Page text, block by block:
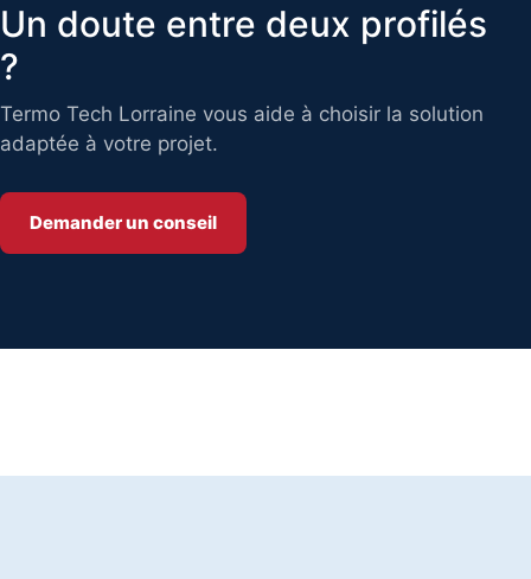
Un doute entre deux profilés
?
Termo Tech Lorraine vous aide à choisir la solution
adaptée à votre projet.
Demander un conseil